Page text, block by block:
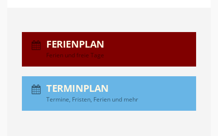
FERIENPLAN
Ferien und freie Tage
TERMINPLAN
Termine, Fristen, Ferien und mehr